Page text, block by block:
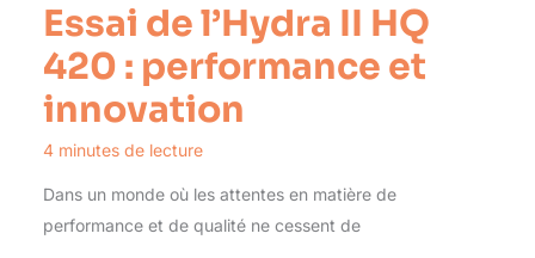
Essai de l’Hydra II HQ
420 : performance et
innovation
4 minutes de lecture
Dans un monde où les attentes en matière de
performance et de qualité ne cessent de